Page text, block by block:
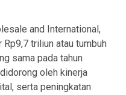
and International,
triliun atau tumbuh
sama pada tahun
oleh kinerja
serta peningkatan